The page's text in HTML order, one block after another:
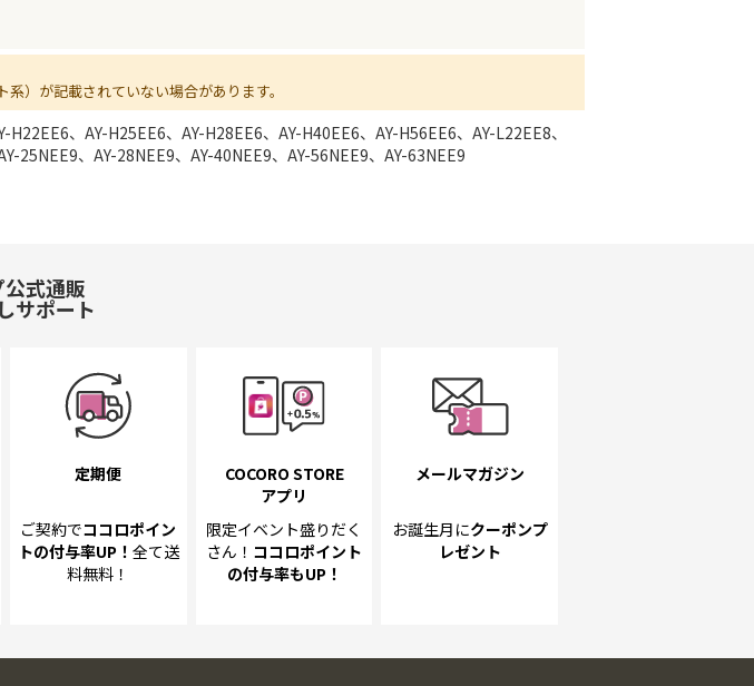
）が記載されていない場合があります。
、AY-H25EE6、AY-H28EE6、AY-H40EE6、AY-H56EE6、AY-L22EE8、
25NEE9、AY-28NEE9、AY-40NEE9、AY-56NEE9、AY-63NEE9
式通販
サポート
定期便
ご契約でココロポイン
トの付与率UP！ 全て送
料無料！
COCORO STORE
アプリ
限定イベント盛りだく
さん！ ココロポイント
の付与率もUP！
メールマガジン
お誕生月にクーポンプ
レゼント